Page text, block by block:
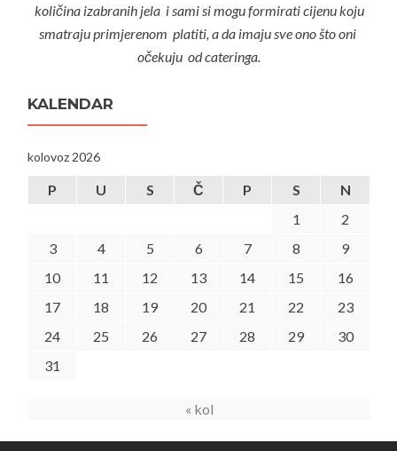
količina izabranih jela i sami si mogu formirati cijenu koju
smatraju primjerenom platiti, a da imaju sve ono što oni
očekuju od cateringa.
KALENDAR
kolovoz 2026
P U S Č P S
N
1
2
3
4 5 6 7 8
9
10
11 12 13 14 15
16
17
18 19 20 21 22
23
24
25 26 27 28 29
30
31
« kol